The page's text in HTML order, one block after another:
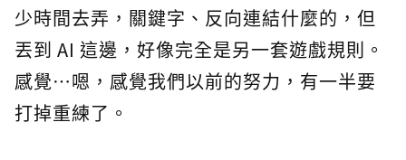
少時間去弄，關鍵字、反向連結什麼的，但
丟到 AI 這邊，好像完全是另一套遊戲規則。
感覺…嗯，感覺我們以前的努力，有一半要
打掉重練了。